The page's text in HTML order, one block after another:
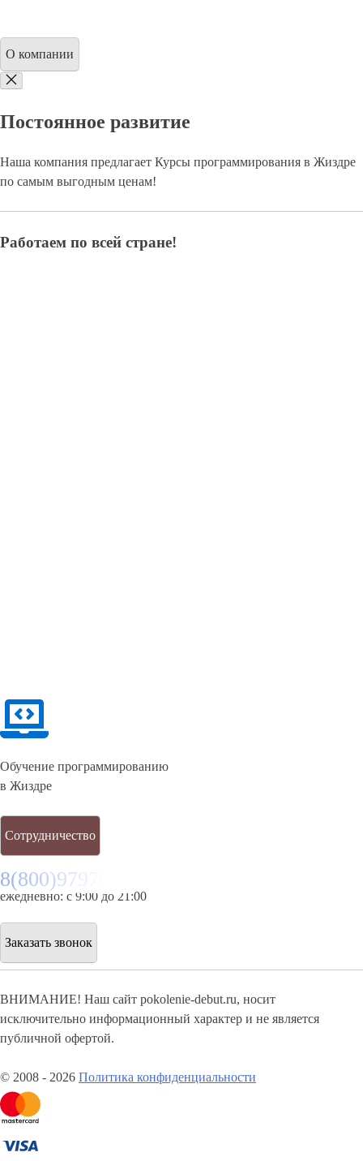
О компании
Постоянное развитие
Наша компания предлагает Курсы программирования в Жиздре
по самым выгодным ценам!
Работаем по всей стране!
Обучение программированию
в Жиздре
Сотрудничество
8(800)9797043
ежедневно: с 9:00 до 21:00
Заказать звонок
ВНИМАНИЕ! Наш сайт pokolenie-debut.ru, носит
исключительно информационный характер и не является
публичной офертой.
© 2008 - 2026 Политика конфиденциальности